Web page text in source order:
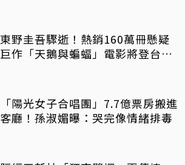
東野圭吾驟逝！熱銷160萬冊懸疑
巨作「天鵝與蝙蝠」電影將登台上
「陽光女子合唱團」7.7億票房搬進
客廳！孫淑媚曝：哭完像情緒排毒